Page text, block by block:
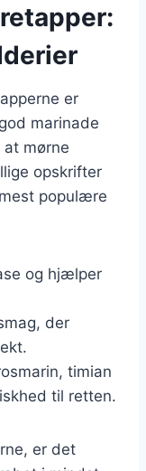
er
marinade
mørne
opskrifter
populære
og hjælper
der
timian
til retten.
er det